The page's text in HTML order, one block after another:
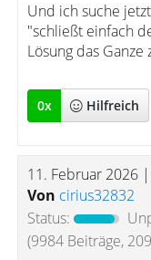
Und ich suche
"schließt einfach
Lösung das
0x Hilfreich
11. Februar 2026
Von cirius32832
Status:
(9984 Beiträge,